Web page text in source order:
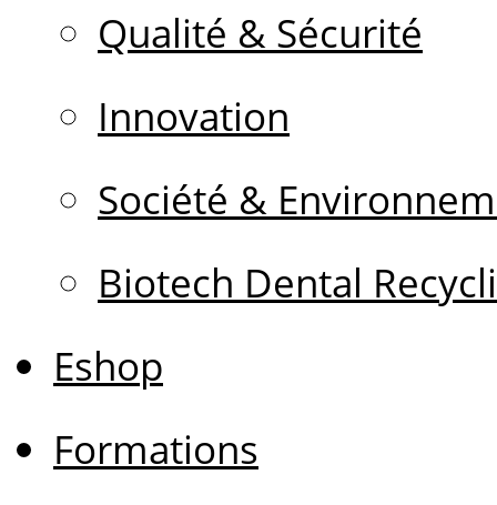
Qualité & Sécurité
Innovation
Société &
Biotech Dental
Eshop
Formations